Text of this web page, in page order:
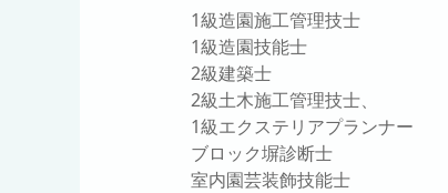
1級造園施工管理技士
1級造園技能士
2級建築士
2級土木施工管理技士、
1級エクステリアプランナー
ブロック塀診断士
室内園芸装飾技能士